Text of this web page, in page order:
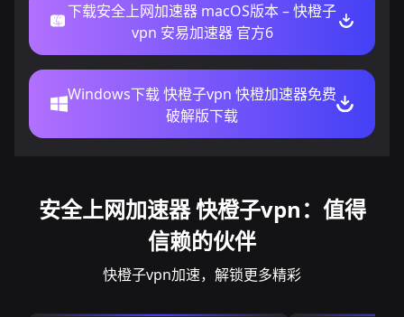
下载安全上网加速器 macOS版本 – 快橙子
vpn 安易加速器 官方6
Windows下载 快橙子vpn 快橙加速器免费
破解版下载
安全上网加速器 快橙子vpn：值得
信赖的伙伴
快橙子vpn加速，解锁更多精彩